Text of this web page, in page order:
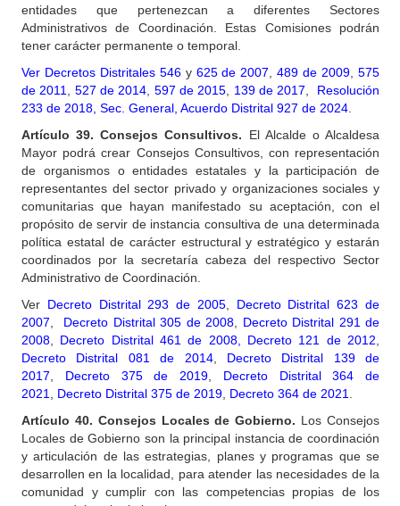
entidades que pertenezcan a diferentes Sectores
Administrativos de Coordinación. Estas Comisiones podrán
tener carácter permanente o temporal.
Ver Decretos Distritales 546y 625 de 2007 ,489 de 2009 ,575
de 2011
527 de 2014 597 de 2015 139 de 2017
Resolución
233 de 2018, Sec. General , Acuerdo Distrital 927 de 2024
Artículo39. Consejos Consultivos. El Alcalde o Alcaldesa
Mayor podrá crear Consejos Consultivos, con representación
de organismos o entidades estatales y la participación de
representantes del sector privado y organizaciones sociales y
comunitarias que hayan manifestado su aceptación, con el
propósito de servir de instancia consultiva de una determinada
política estatal de carácter estructural y estratégico y estarán
coordinados por la secretaría cabeza del respectivo Sector
Administrativo de Coordinación.
Ver Decreto Distrital 293 de 2005, Decreto Distrital 623 de
2007
Decreto Distrital 305 de 2008
Decreto Distrital 291 de
2008
Decreto Distrital 461 de 2008, Decreto 121 de 2012
Decreto Distrital 081 de 2014, Decreto Distrital 139 de
2017
Decreto 375 de 2019
Decreto Distrital 364 de
2021
Decreto Distrital 375 de 2019 Decreto 364 de 2021
Artículo 40. Consejos Locales de Gobierno. Los Consejos
Locales de Gobierno son la principal instancia de coordinación
y articulación de las estrategias, planes y programas que se
desarrollen en la localidad, para atender las necesidades de la
comunidad y cumplir con las competencias propias de los